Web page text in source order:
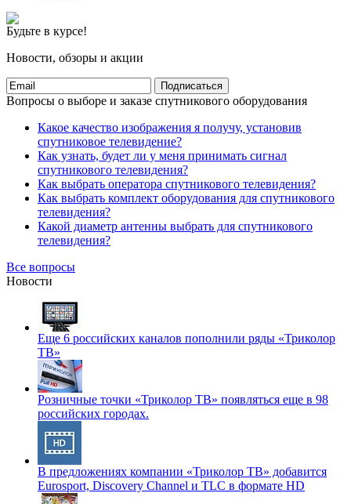
Будьте в курсе!
Новости, обзоры и акции
Подписаться
Вопросы о выборе и заказе спутникового оборудования
Какое качество изображения я получу, установив
спутниковое телевидение?
Как узнать, будет ли у меня принимать сигнал
спутникового телевидения?
Как выбрать оператора спутникового телевидения?
Как выбрать комплект оборудования для спутникового
телевидения?
Какой диаметр антенны выбрать для спутникового
телевидения?
Все вопросы
Новости
Еще 6 российских каналов пополнили ряды «Триколор
ТВ»
Розничные точки «Триколор ТВ» появляться еще в 98
российских городах.
В предложениях компании «Триколор ТВ» добавится
Eurosport, Discovery Channel и TLC в формате HD